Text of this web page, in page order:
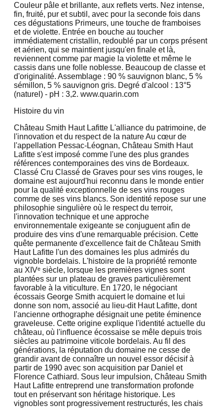
Couleur pâle et brillante, aux reflets verts. Nez intense,
fin, fruité, pur et subtil, avec pour la seconde fois dans
ces dégustations Primeurs, une touche de framboises
et de violette. Entrée en bouche au toucher
immédiatement cristallin, redoublé par un corps présent
et aérien, qui se maintient jusqu'en finale et là,
reviennent comme par magie la violette et même le
cassis dans une folle noblesse. Beaucoup de classe et
d'originalité. Assemblage : 90 % sauvignon blanc, 5 %
sémillon, 5 % sauvignon gris. Degré d'alcool : 13°5
(naturel) - pH : 3,2. www.quarin.com
Histoire du vin
Château Smith Haut Lafitte L'alliance du patrimoine, de
l'innovation et du respect de la nature Au cœur de
l'appellation Pessac-Léognan, Château Smith Haut
Lafitte s'est imposé comme l'une des plus grandes
références contemporaines des vins de Bordeaux.
Classé Cru Classé de Graves pour ses vins rouges, le
domaine est aujourd'hui reconnu dans le monde entier
pour la qualité exceptionnelle de ses vins rouges
comme de ses vins blancs. Son identité repose sur une
philosophie singulière où le respect du terroir,
l'innovation technique et une approche
environnementale exigeante se conjuguent afin de
produire des vins d'une remarquable précision. Cette
quête permanente d'excellence fait de Château Smith
Haut Lafitte l'un des domaines les plus admirés du
vignoble bordelais. L'histoire de la propriété remonte
au XIVᵉ siècle, lorsque les premières vignes sont
plantées sur un plateau de graves particulièrement
favorable à la viticulture. En 1720, le négociant
écossais George Smith acquiert le domaine et lui
donne son nom, associé au lieu-dit Haut Lafitte, dont
l'ancienne orthographe désignait une petite éminence
graveleuse. Cette origine explique l'identité actuelle du
château, où l'influence écossaise se mêle depuis trois
siècles au patrimoine viticole bordelais. Au fil des
générations, la réputation du domaine ne cesse de
grandir avant de connaître un nouvel essor décisif à
partir de 1990 avec son acquisition par Daniel et
Florence Cathiard. Sous leur impulsion, Château Smith
Haut Lafitte entreprend une transformation profonde
tout en préservant son héritage historique. Les
vignobles sont progressivement restructurés, les chais